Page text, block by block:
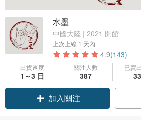
水墨
中國大陸 | 2021 開館
上次上線 1 天內
4.9(143)
出貨速度
1～3 日
關注人數
387
已賣
領優惠券